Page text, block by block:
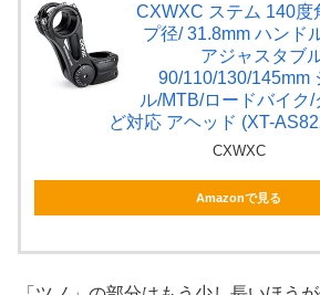
CXWXC ステム 140度
プ径/ 31.8mm ハンド
アジャスタブ
90/110/130/145mm
ル/MTB/ロードバイク
ど対応 アヘッド (XT-
CXWXC
Amazonで見る